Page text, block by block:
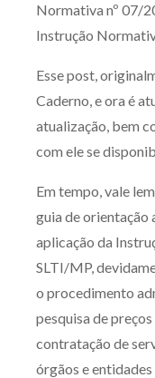
Av.
Batel
Normativa nº 07/
Instrução
Esse post,
Caderno, e ora é
atualização, bem
com ele se
Em tempo, vale
guia de orientação
aplicação da
SLTI/MP,
o procedimento
pesquisa de
contratação de
órgãos e